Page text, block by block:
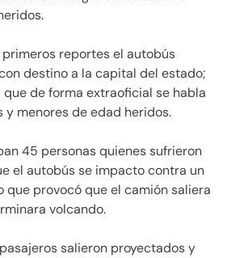
reportes el autobús
destino a la capital del estado;
de forma extraoficial se habla
y menores de edad heridos.
45 personas quienes sufrieron
el autobús se impacto contra un
que provocó que el camión saliera
volcando.
salieron proyectados y